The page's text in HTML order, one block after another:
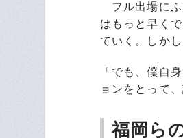
フル出場にふ
はもっと早く
ていく。しか
「でも、僕自
ョンをとって
福岡ら